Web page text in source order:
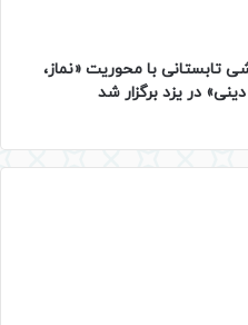
تابستانی با محوریت «نماز،
در یزد برگزار شد